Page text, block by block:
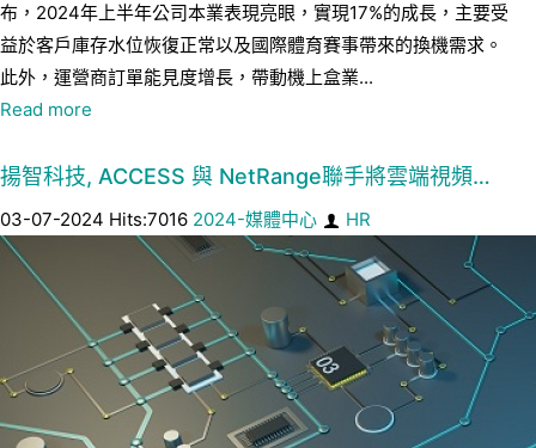
布，2024年上半年公司本業表現亮眼，實現17%的成長，主要受
益於客戶庫存水位恢復正常以及國際體育賽事帶來的換機需求。
此外，運營商訂單能見度增長，帶動機上盒業...
Read more
揚智科技, ACCESS 與 NetRange聯手將雲端視頻…
03-07-2024 Hits:7016 2024-媒體中心 HR